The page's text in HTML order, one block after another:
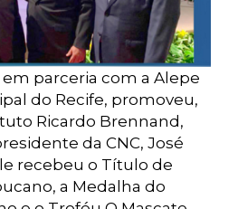
parceria com a Alepe
do Recife, promoveu,
Ricardo Brennand,
da CNC, José
recebeu o Título de
a Medalha do